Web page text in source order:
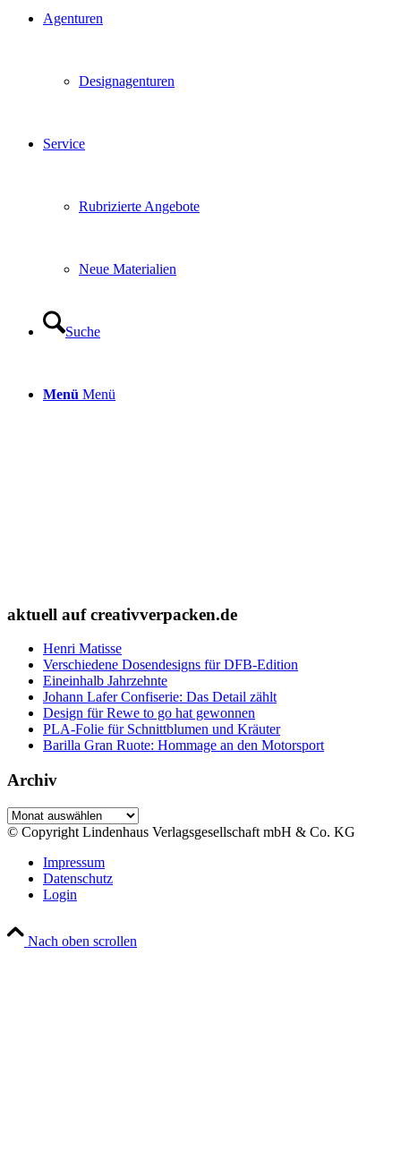
Agenturen
Designagenturen
Service
Rubrizierte Angebote
Neue Materialien
Suche
Menü Menü
aktuell auf creativverpacken.de
Henri Matisse
Verschiedene Dosendesigns für DFB-Edition
Eineinhalb Jahrzehnte
Johann Lafer Confiserie: Das Detail zählt
Design für Rewe to go hat gewonnen
PLA-Folie für Schnittblumen und Kräuter
Barilla Gran Ruote: Hommage an den Motorsport
Archiv
Archiv
© Copyright Lindenhaus Verlagsgesellschaft mbH & Co. KG
Impressum
Datenschutz
Login
Nach oben scrollen